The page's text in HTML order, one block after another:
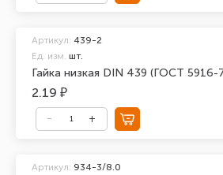
Гайка низкая DIN 439 (ГОСТ
Артикул: 439-2
Ед. изм. шт.
2.19 ₽
Артикул: 934-3/8.0